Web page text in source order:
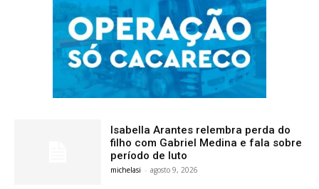
Isabella Arantes relembra perda do
filho com Gabriel Medina e fala sobre
período de luto
michelasi - agosto 9, 2026